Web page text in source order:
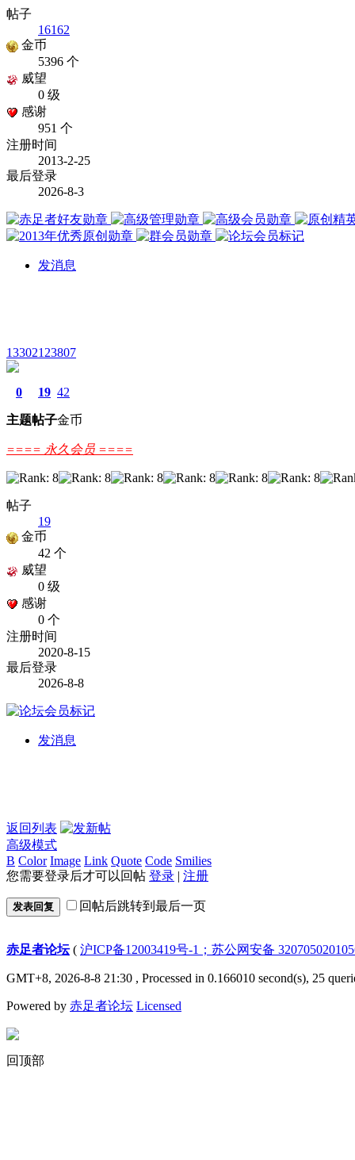
帖子
16162
金币
5396 个
威望
0 级
感谢
951 个
注册时间
2013-2-25
最后登录
2026-8-3
发消息
13302123807
0
主题
19
帖子
42
金币
==== 永久会员 ====
帖子
19
金币
42 个
威望
0 级
感谢
0 个
注册时间
2020-8-15
最后登录
2026-8-8
发消息
返回列表
高级模式
B Color Image Link Quote Code Smilies
您需要登录后才可以回帖 登录 | 注册
发表回复 回帖后跳转到最后一页
赤足者论坛( 沪ICP备12003419号-1；苏公网安备
GMT+8, 2026-8-8 21:30 , Processed in 0.166010 second(s), 25
Powered by 赤足者论坛 Licensed
回顶部